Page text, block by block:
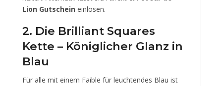
Lion Gutschein einlösen.
2. Die Brilliant Squares
Kette – Königlicher Glanz in
Blau
Für alle mit einem Faible für leuchtendes Blau ist